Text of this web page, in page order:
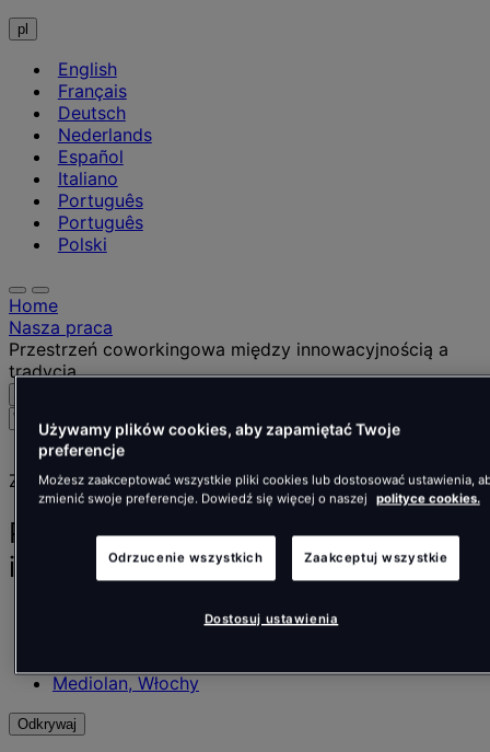
pl
English
Français
Deutsch
Nederlands
Español
Italiano
Português
Português
Polski
Home
Nasza praca
Przestrzeń coworkingowa między innowacyjnością a
tradycją
Wyszukaj
osoby,
miejsca,
wiadomości
informacje
Zrealizowane projekty
Przestrzeń coworkingowa między
innowacyjnością a tradycją
Mediolan, Włochy
Odkrywaj
Używamy plików cookies, aby zapamiętać Twoje
preferencje
Możesz zaakceptować wszystkie pliki cookies lub dostosować ustawienia,
zmienić swoje preferencje. Dowiedź się więcej o naszej
polityce cookies.
Odrzucenie wszystkich Zaakceptuj wszystkie
Dostosuj ustawienia